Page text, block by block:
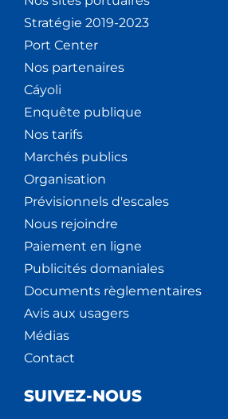
Stratégie 2019-2023
Port Center
Nos partenaires
Cáyoli
Enquête publique
Nos tarifs
Marchés publics
Organisation
Prévisionnels d'escales
Nous rejoindre
Paiement en ligne
Publicités domaniales
Documents règlementaires
Avis aux usagers
Médias
Contact
SUIVEZ-NOUS